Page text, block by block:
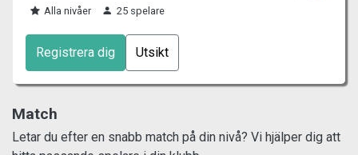
Alla nivåer
25 spelare
Registrera dig Utsikt
Match
Letar du efter en snabb match på din nivå? Vi hjälper dig att